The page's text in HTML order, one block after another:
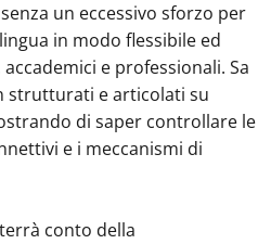
un eccessivo sforzo per
in modo flessibile ed
e professionali. Sa
strutturati e articolati su
di saper controllare le
e i meccanismi di
conto della